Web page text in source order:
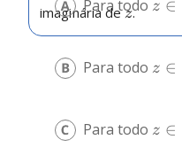
imaginária de z.
Para todo z ∈
Para todo z ∈
Para todo z ∈